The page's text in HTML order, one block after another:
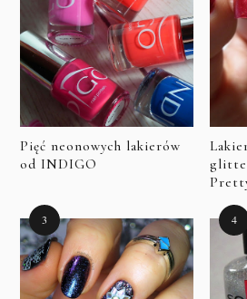
Pięć neonowych lakierów
od INDIGO